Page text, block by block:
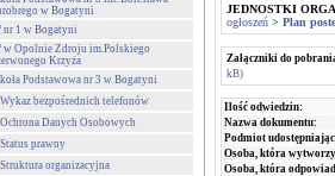
w Bogatyni
nr 1 w Bogatyni
w Opolnie Zdroju im.Polskiego
Krzyża
Podstawowa nr 3 w Bogatyni
Wykaz bezpośrednich telefonów
Ochrona Danych Osobowych
Status prawny
Struktura organizacyjna
JEDNOSTKI
ogłoszeń > Plan
Załączniki do
kB)
Ilość odwiedzin:
Nazwa dokumentu:
Podmiot
Osoba, która
Osoba, która